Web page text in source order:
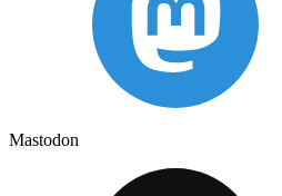
Mastodon